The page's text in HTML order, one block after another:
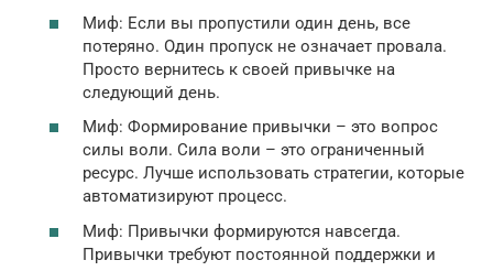
Миф: Если вы пропустили один день, все
потеряно. Один пропуск не означает провала.
Просто вернитесь к своей привычке на
следующий день.
Миф: Формирование привычки – это вопрос
силы воли. Сила воли – это ограниченный
ресурс. Лучше использовать стратегии, которые
автоматизируют процесс.
Миф: Привычки формируются навсегда.
Привычки требуют постоянной поддержки и